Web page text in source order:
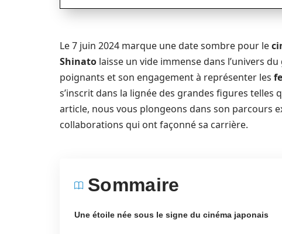
Le 7 juin 2024 marque une date sombre pour le
Shinato laisse un vide immense dans l’univers
poignants et son engagement à représenter les
s’inscrit dans la lignée des grandes figures telles
article, nous vous plongeons dans son parcours
collaborations qui ont façonné sa carrière.
Sommaire
Une étoile née sous le signe du cinéma japonais